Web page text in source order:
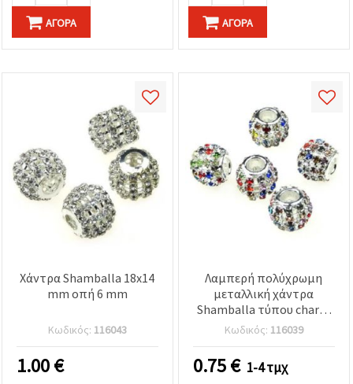
ΑΓΟΡΆ ΑΓΟΡΆ
Χάντρα Shamballa 18x14
mm οπή 6 mm
Κωδικός: 116043
1.00€
Λαμπερή πολύχρωμη
μεταλλική χάντρα
Shamballa τύπου charm
με κρύσταλλα στρας, σε
ασημί τόνο, 12x10 mm,
οπή 5 mm, Mix
Κωδικός: 116039
0.75€ 1-4 τμχ